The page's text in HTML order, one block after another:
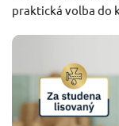
praktická volba do